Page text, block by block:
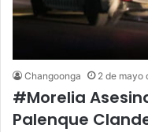
Changoonga 2 de mayo
#Morelia
Palenque